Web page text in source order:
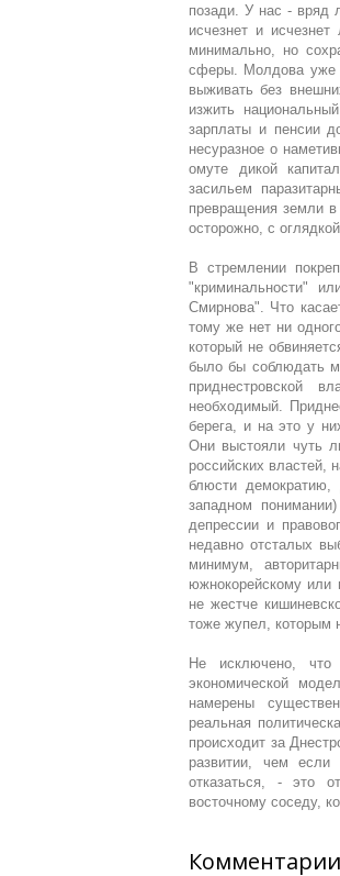
позади. У нас - вряд
исчезнет и
минимально, но
сферы. Молдова уже
выживать без
изжить
зарплаты и пенсии
несуразное о
омуте дикой
засильем
превращения земли
осторожно, с
В стремлении
"криминальности"
Смирнова". Что
тому же нет ни
который не
было бы соблюдать
приднестровской
необходимый.
берега, и на это у
Они выстояли чуть
российских властей,
блюсти
западном
депрессии и
недавно отсталых
минимум,
южнокорейскому или
не жестче
тоже жупел, которым
Не исключено,
экономической
намерены
реальная
происходит за
развитии, чем если
отказаться, - это
восточному соседу,